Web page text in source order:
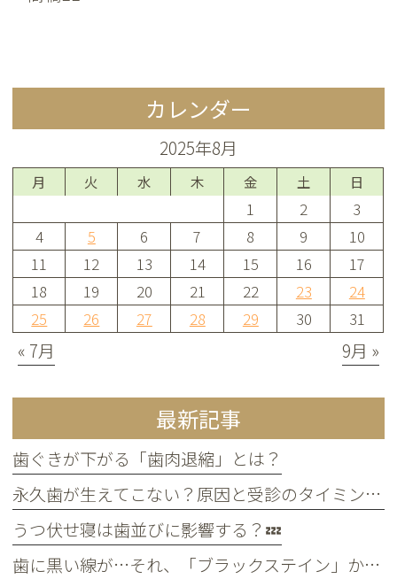
カレンダー
2025年8月
月 火 水 木 金 土 日
1 2
3
4
5 6 7 8 9
10
11
12 13 14 15 16
17
18
19 20 21 22 23
24
25
26 27 28 29 30 31
« 7月 9月 »
最新記事
歯ぐきが下がる「歯肉退縮」とは？
永久歯が生えてこない？原因と受診のタイミングについて
うつ伏せ寝は歯並びに影響する？💤
歯に黒い線が…それ、「ブラックステイン」かもしれません！